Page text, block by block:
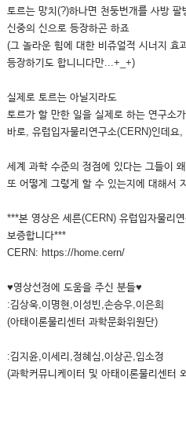
토르는 망치(?)하나면 천둥번개를 사방
신중의 신으로 등장하곤 하죠
(그 놀라운 힘에 대한 비쥬얼적 시너지 효
등장하기도 합니니다만...+_+)
실제로 토르는 아닐지라도
토르가 할 만한 일을 실제로 하는 연구소
바로, 유럽입자물리연구소(CERN)인데요,
세계 과학 수준의 정점에 있다는 그들이
또 어떻게 그렇게 할 수 있는지에 대해서
***본 영상은 세른(CERN) 유럽입자물리
보증합니다***
CERN: https://home.cern/
♥영상선정에 도움을 주신 분들♥
:김상욱,이명현,이성빈,손승우,이은희
(아태이론물리센터 과학문화위원단)
:김지윤,이세리,정혜심,이상곤,임소정
(과학커뮤니케이터 및 아태이론물리센터